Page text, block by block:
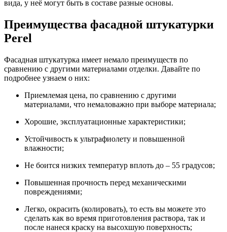
вида, у неё могут быть в составе разные основы.
Преимущества фасадной штукатурки
Perel
Фасадная штукатурка имеет немало преимуществ по
сравнению с другими материалами отделки. Давайте по
подробнее узнаем о них:
Приемлемая цена, по сравнению с другими
материалами, что немаловажно при выборе материала;
Хорошие, эксплуатационные характеристики;
Устойчивость к ультрафиолету и повышенной
влажности;
Не боится низких температур вплоть до – 55 градусов;
Повышенная прочность перед механическими
повреждениями;
Легко, окрасить (колировать), то есть вы можете это
сделать как во время приготовления раствора, так и
после нанеся краску на высохшую поверхность;